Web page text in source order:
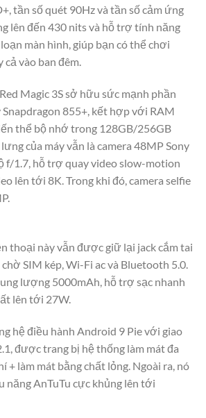
tần số quét 90Hz và tần số cảm ứng
lên đến 430 nits và hỗ trợ tính năng
màn hình, giúp bạn có thể chơi
cả vào ban đêm.
Magic 3S sở hữu sức mạnh phần
855+, kết hợp với RAM
thể bộ nhớ trong 128GB/256GB
của máy vẫn là camera 48MP Sony
f/1.7, hỗ trợ quay video slow-motion
lên tới 8K. Trong khi đó, camera selfie
thoại này vẫn được giữ lại jack cắm tai
chờ SIM kép, Wi-Fi ac và Bluetooth 5.0.
lượng 5000mAh, hỗ trợ sạc nhanh
lên tới 27W.
hệ điều hành Android 9 Pie với giao
được trang bị hệ thống làm mát đa
+ làm mát bằng chất lỏng. Ngoài ra, nó
năng AnTuTu cực khủng lên tới